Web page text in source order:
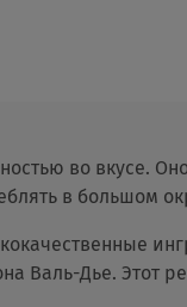
во вкусе.
в большом
Валь-Дье. Этот